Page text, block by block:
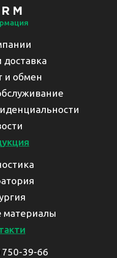
доставка
и обмен
материалы
750-39-66